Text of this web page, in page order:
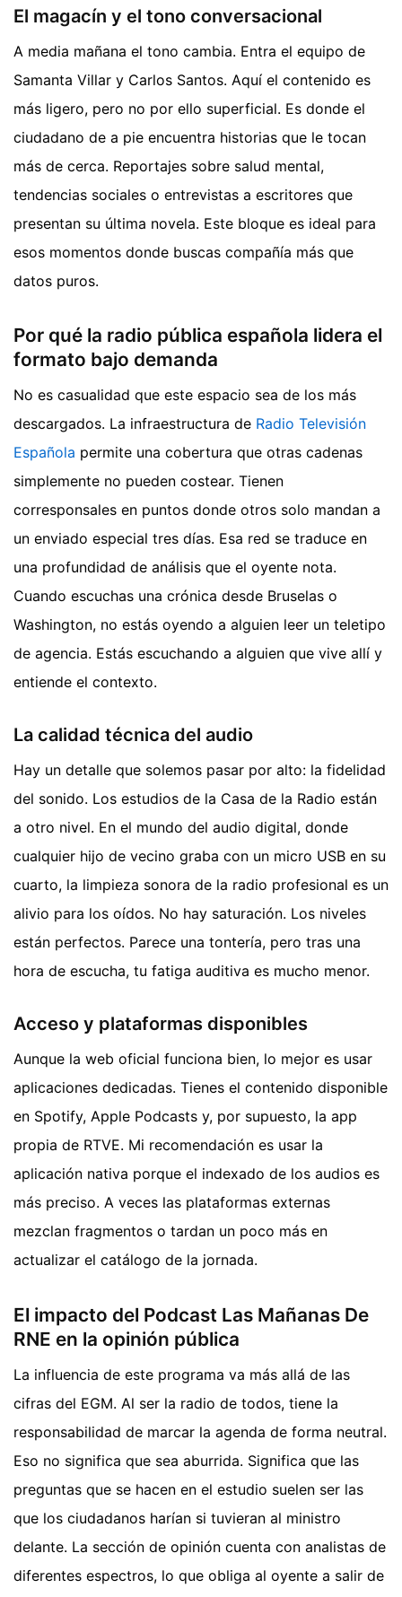
El magacín y el tono conversacional
A media mañana el tono cambia. Entra el equipo de
Samanta Villar y Carlos Santos. Aquí el contenido es
más ligero, pero no por ello superficial. Es donde el
ciudadano de a pie encuentra historias que le tocan
más de cerca. Reportajes sobre salud mental,
tendencias sociales o entrevistas a escritores que
presentan su última novela. Este bloque es ideal para
esos momentos donde buscas compañía más que
datos puros.
Por qué la radio pública española lidera el
formato bajo demanda
No es casualidad que este espacio sea de los más
descargados. La infraestructura de Radio Televisión
Española permite una cobertura que otras cadenas
simplemente no pueden costear. Tienen
corresponsales en puntos donde otros solo mandan a
un enviado especial tres días. Esa red se traduce en
una profundidad de análisis que el oyente nota.
Cuando escuchas una crónica desde Bruselas o
Washington, no estás oyendo a alguien leer un teletipo
de agencia. Estás escuchando a alguien que vive allí y
entiende el contexto.
La calidad técnica del audio
Hay un detalle que solemos pasar por alto: la fidelidad
del sonido. Los estudios de la Casa de la Radio están
a otro nivel. En el mundo del audio digital, donde
cualquier hijo de vecino graba con un micro USB en su
cuarto, la limpieza sonora de la radio profesional es un
alivio para los oídos. No hay saturación. Los niveles
están perfectos. Parece una tontería, pero tras una
hora de escucha, tu fatiga auditiva es mucho menor.
Acceso y plataformas disponibles
Aunque la web oficial funciona bien, lo mejor es usar
aplicaciones dedicadas. Tienes el contenido disponible
en Spotify, Apple Podcasts y, por supuesto, la app
propia de RTVE. Mi recomendación es usar la
aplicación nativa porque el indexado de los audios es
más preciso. A veces las plataformas externas
mezclan fragmentos o tardan un poco más en
actualizar el catálogo de la jornada.
El impacto del Podcast Las Mañanas De
RNE en la opinión pública
La influencia de este programa va más allá de las
cifras del EGM. Al ser la radio de todos, tiene la
responsabilidad de marcar la agenda de forma neutral.
Eso no significa que sea aburrida. Significa que las
preguntas que se hacen en el estudio suelen ser las
que los ciudadanos harían si tuvieran al ministro
delante. La sección de opinión cuenta con analistas de
diferentes espectros, lo que obliga al oyente a salir de